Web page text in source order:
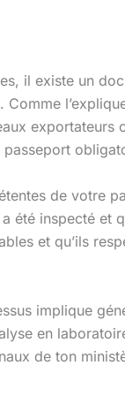
il existe un
. Comme
exportateurs
de votre
été inspecté
et qu’ils
implique
en
de ton